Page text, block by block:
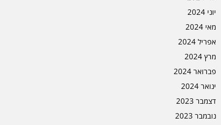
יוני 2024
מאי 2024
אפריל 2024
מרץ 2024
פברואר 2024
ינואר 2024
דצמבר 2023
נובמבר 2023